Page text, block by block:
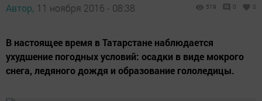
Автор, 11 ноября 2016 - 08:38 519 0 0
В настоящее время в Татарстане наблюдается
ухудшение погодных условий: осадки в виде мокрого
снега, ледяного дождя и образование гололедицы.